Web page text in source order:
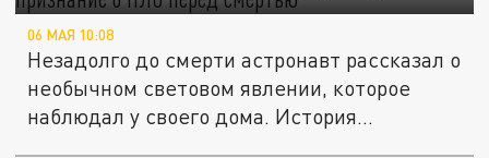
06 МАЯ 10:08
Незадолго до смерти астронавт рассказал о
необычном световом явлении, которое
наблюдал у своего дома. История...